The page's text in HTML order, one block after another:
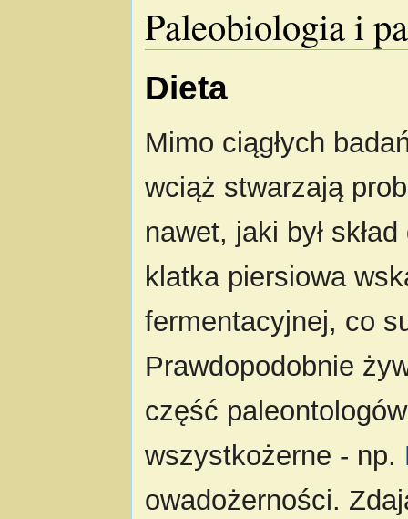
Paleobiologia i
Dieta
Mimo ciągłych
wciąż stwarzają
nawet, jaki był
klatka piersiowa
fermentacyjnej, co
Prawdopodobnie
część
wszystkożerne - np.
owadożerności.